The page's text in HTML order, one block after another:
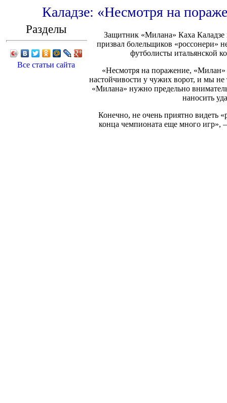
Каладзе: «Несмотря на
Разделы
Все статьи сайта
Защитник «Милана» Каха Каладзе
призвал болельщиков «россонери»
футболисты итальянской
«Несмотря на поражение,
настойчивости у чужих ворот, и мы
«Милана» нужно предельно
наносить
Конечно, не очень приятно видеть
конца чемпионата еще много игр»,